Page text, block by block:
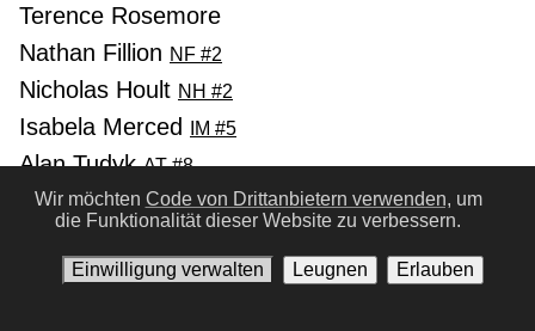
Terence Rosemore
Nathan Fillion NF #2
Nicholas Hoult NH #2
Isabela Merced IM #5
Alan TudykAT #8
David CorenswetDC #14
Pruitt Taylor VincePV #8
Wir möchten Code von Drittanbietern verwenden, um
die Funktionalität dieser Website zu verbessern.
Einwilligung verwalten Leugnen Erlauben